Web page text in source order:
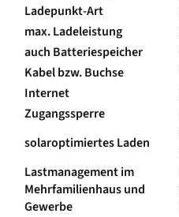
Ladepunkt-Art
max. Ladeleistung
auch Batteriespeicher
Kabel bzw. Buchse
Internet
Zugangssperre
solaroptimiertes Laden
Lastmanagement im
Mehrfamilienhaus und
Gewerbe